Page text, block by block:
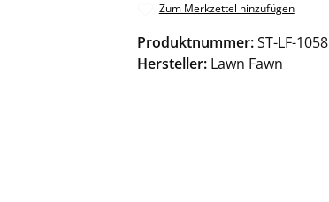
Zum Merkzettel hinzufügen
Produktnummer:ST-LF-1058
Hersteller: Lawn Fawn